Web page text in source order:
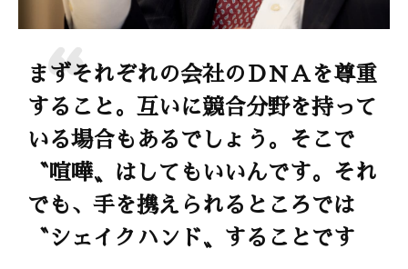
まずそれぞれの会社のＤＮＡを尊重
すること。互いに競合分野を持って
いる場合もあるでしょう。そこで
〝喧嘩〟はしてもいいんです。それ
でも、手を携えられるところでは
〝シェイクハンド〟することです